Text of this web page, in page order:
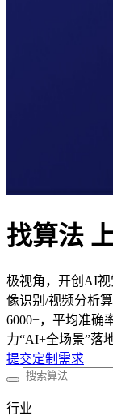
找算法
极视角，开创AI
像识别/视频分析
6000+，平均准确
力“AI+全场景”落
提交定制需求
行业